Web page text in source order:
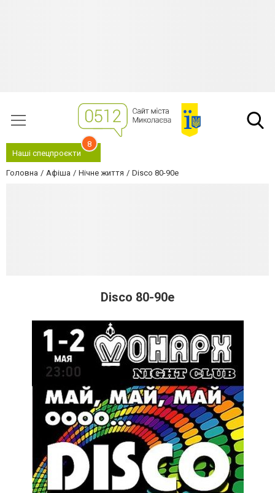
Наші спецпроєкти
8
Головна Афіша Нічне життя Disco 80-90e
Disco 80-90e